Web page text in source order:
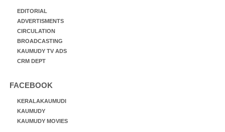
EDITORIAL
ADVERTISMENTS
CIRCULATION
BROADCASTING
KAUMUDY TV ADS
CRM DEPT
FACEBOOK
KERALAKAUMUDI
KAUMUDY
KAUMUDY MOVIES